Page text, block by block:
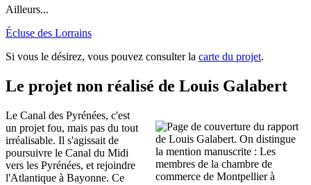
Ailleurs...
Écluse des Lorrains
Si vous le désirez, vous pouvez consulter la carte du projet.
Le projet non réalisé de Louis Galabert
Le Canal des Pyrénées, c'est
un projet fou, mais pas du tout
irréalisable. Il s'agissait de
poursuivre le Canal du Midi
vers les Pyrénées, et rejoindre
l'Atlantique à Bayonne. Ce